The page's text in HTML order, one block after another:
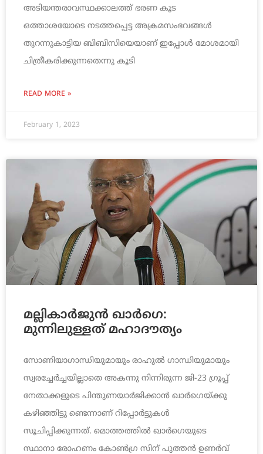
അടിയന്തരാവസ്ഥക്കാലത്ത് ഭരണ കൂട
ഒത്താശയോടെ നടത്തപ്പെട്ട അക്രമസംഭവങ്ങള്‍
തുറന്നുകാട്ടിയ ബിബിസിയെയാണ് ഇപ്പോള്‍ മോശമായി
ചിത്രീകരിക്കുന്നതെന്നു കൂടി
READ MORE »
February 1, 2023
മല്ലികാര്‍ജുന്‍ ഖാര്‍ഗെ:
മുന്നിലുള്ളത് മഹാദൗത്യം
സോണിയാഗാന്ധിയുമായും രാഹുല്‍ ഗാന്ധിയുമായും
സ്വരച്ചേര്‍ച്ചയില്ലാതെ അകന്നു നിന്നിരുന്ന ജി-23 ഗ്രൂപ്പ്
നേതാക്കളുടെ പിന്തുണയാര്‍ജിക്കാന്‍ ഖാര്‍ഗെയ്ക്കു
കഴിഞ്ഞിട്ടു ണ്ടെന്നാണ് റിപ്പോര്‍ട്ടുകള്‍
സൂചിപ്പിക്കുന്നത്. മൊത്തത്തില്‍ ഖാര്‍ഗെയുടെ
സ്ഥാനാ രോഹണം കോണ്‍ഗ്ര സിന് പുത്തന്‍ ഉണര്‍വ്